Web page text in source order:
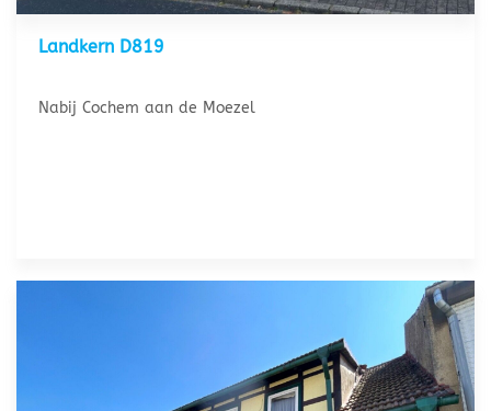
Landkern D819
Nabij Cochem aan de Moezel